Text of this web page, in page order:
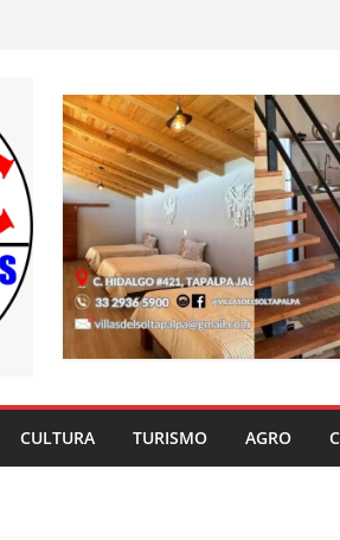
CULTURA TURISMO AGRO